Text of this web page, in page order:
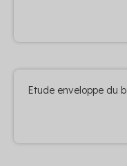
Etude enveloppe du